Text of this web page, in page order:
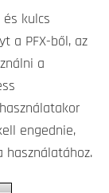
kulcs
a PFX-ből, az
a
engednie,
használatához.